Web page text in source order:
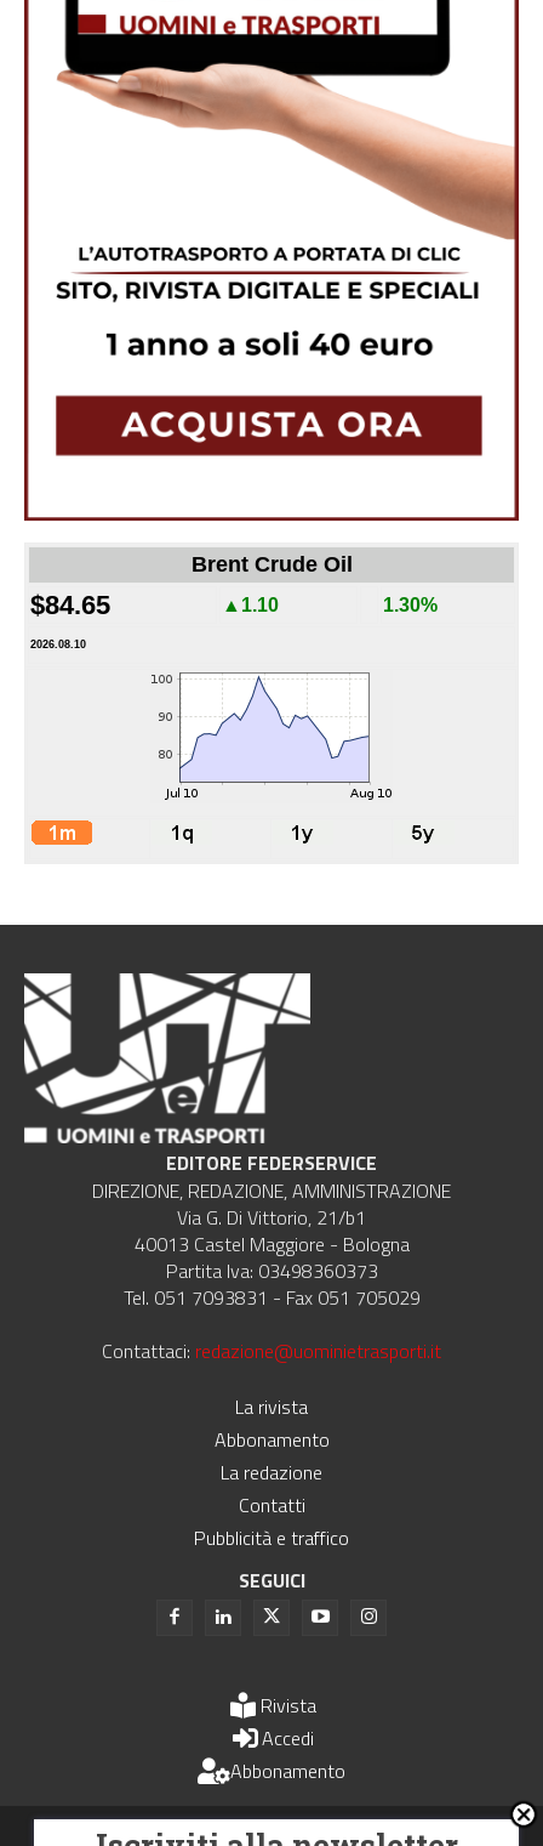
Brent Crude Oil
$84.65 ▲1.10 1.30%
2026.08.10
EDITORE FEDERSERVICE
DIREZIONE, REDAZIONE, AMMINISTRAZIONE
Via G. Di Vittorio, 21/b1
40013 Castel Maggiore - Bologna
Partita Iva: 03498360373
Tel. 051 7093831 - Fax 051 705029
Contattaci: redazione@uominietrasporti.it
La rivista
Abbonamento
La redazione
Contatti
Pubblicità e traffico
SEGUICI
Rivista
Accedi
Abbonamento
Uomini e Trasporti è un periodico associato all'Unione Stampa